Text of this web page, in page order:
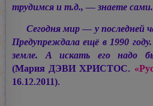
трудимся и т.д., — знаете сами.
Сегодня мир — у последней
Предупреждала ещё в 1990
земле. А искать его надо
(Мария ДЭВИ ХРИСТОС.
16.12.2011).